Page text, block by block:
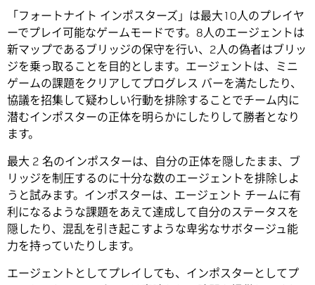
「フォートナイト インポスターズ」は最大10人のプレイヤ
ーでプレイ可能なゲームモードです。8人のエージェントは
新マップであるブリッジの保守を行い、2人の偽者はブリッ
ジを乗っ取ることを目的とします。エージェントは、ミニ
ゲームの課題をクリアしてプログレス バーを満たしたり、
協議を招集して疑わしい行動を排除することでチーム内に
潜むインポスターの正体を明らかにしたりして勝者となり
ます。
最大 2 名のインポスターは、自分の正体を隠したまま、ブ
リッジを制圧するのに十分な数のエージェントを排除しよ
うと試みます。インポスターは、エージェント チームに有
利になるような課題をあえて達成して自分のステータスを
隠したり、混乱を引き起こすような卑劣なサボタージュ能
力を持っていたりします。
エージェントとしてプレイしても、インポスターとしてプ